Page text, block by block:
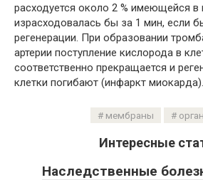
расходуется около 2 % имеющейся
израсходовалась бы за 1 мин, если
регенерации. При образовании
артерии поступление кислорода в
соответственно прекращается и
клетки погибают (инфаркт миокарда).
мембраны
Интересные
Наследственные